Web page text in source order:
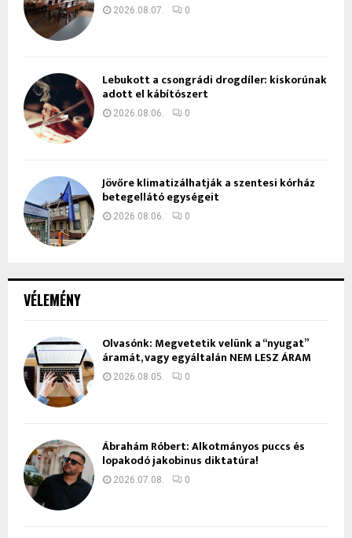
VÉLEMÉNY
Olvasónk: Megvetetik velünk a “nyugat”
áramát, vagy egyáltalán NEM LESZ ÁRAM
2026.08.05. 0
Ábrahám Róbert: Alkotmányos puccs és
lopakodó jakobinus diktatúra!
2026.07.08. 0
2026.08.07. 0
Lebukott a csongrádi drogdíler: kiskorúnak
adott el kábítószert
2026.08.06. 0
Jövőre klimatizálhatják a szentesi kórház
betegellátó egységeit
2026.08.06. 0